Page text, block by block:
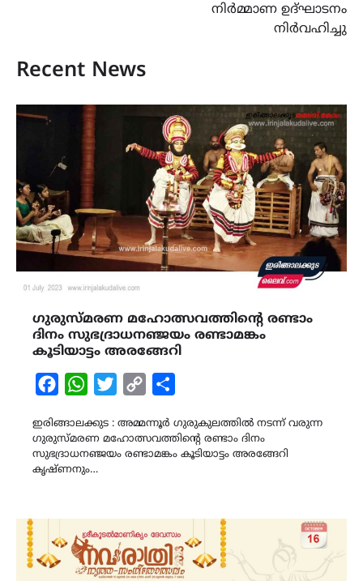
നിർമ്മാണ ഉദ്ഘാടനം
നിർവഹിച്ചു
Recent News
ഗുരുസ്മരണ മഹോത്സവത്തിന്‍റെ രണ്ടാം
ദിനം സുഭദ്രാധനഞ്ജയം രണ്ടാമങ്കം
കൂടിയാട്ടം അരങ്ങേറി
FacebookWhatsAppTwitterCopy
ഇരിങ്ങാലക്കുട : അമ്മന്നൂർ ഗുരുകുലത്തിൽ നടന്ന് വരുന്ന
ഗുരുസ്മരണ മഹോത്സവത്തിന്റെ രണ്ടാം ദിനം
സുഭദ്രാധനഞ്ജയം രണ്ടാമങ്കം കൂടിയാട്ടം അരങ്ങേറി
കൃഷ്ണനും…